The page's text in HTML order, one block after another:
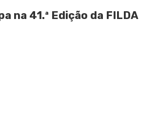
na 41.ª Edição da FILDA